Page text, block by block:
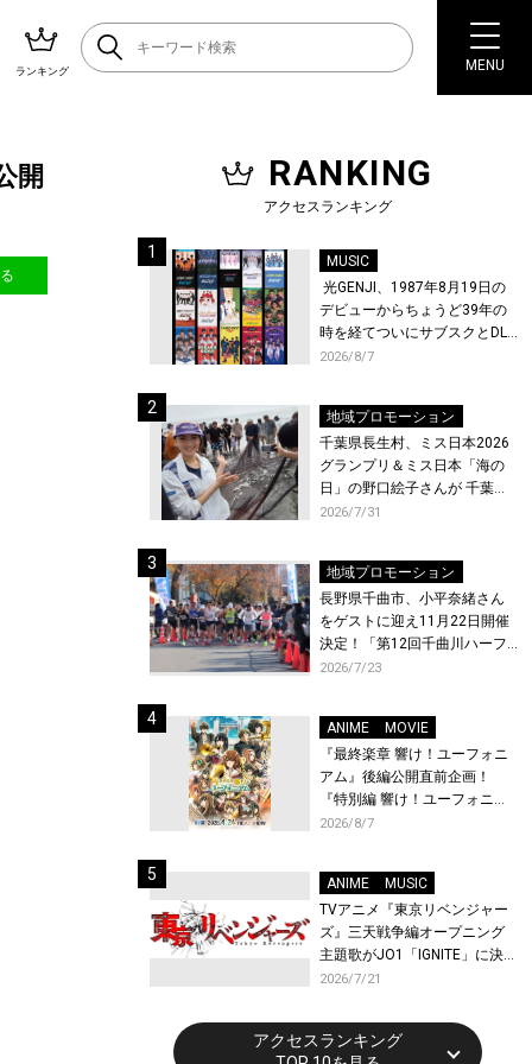
ランキング MENU
開 RANKING
アクセスランキング
MUSIC
光GENJI、1987年8月19日の
デビューからちょうど39年の
時を経てついにサブスクとDL
配信が解禁！
2026/8/7
地域プロモーション
千葉県長生村、ミス日本2026
グランプリ＆ミス日本「海の
日」の野口絵子さんが 千葉県
唯一の村・長生村で地引網を
2026/7/31
地域プロモーション
長野県千曲市、小平奈緒さん
をゲストに迎え11月22日開催
決定！「第12回千曲川ハーフ
マラソン」エントリー受付開
2026/7/23
ANIME
MOVIE
『最終楽章 響け！ユーフォニ
アム』後編公開直前企画！
『特別編 響け！ユーフォニア
ム〜アンサンブルコンテス
映が決定！
2026/8/7
ANIME
MUSIC
TVアニメ『東京リベンジャー
ズ』三天戦争編オープニング
主題歌がJO1「IGNITE」に決
定！メンバー全員から喜びと
トが到着！9月に東京・大阪で
先行上映会を開催！
2026/7/21
アクセスランキング